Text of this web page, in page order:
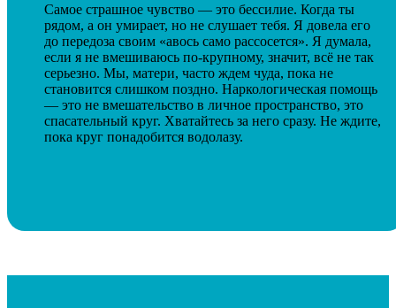
Самое страшное чувство — это бессилие. Когда ты
рядом, а он умирает, но не слушает тебя. Я довела его
до передоза своим «авось само рассосется». Я думала,
если я не вмешиваюсь по-крупному, значит, всё не так
серьезно. Мы, матери, часто ждем чуда, пока не
становится слишком поздно. Наркологическая помощь
— это не вмешательство в личное пространство, это
спасательный круг. Хватайтесь за него сразу. Не ждите,
пока круг понадобится водолазу.